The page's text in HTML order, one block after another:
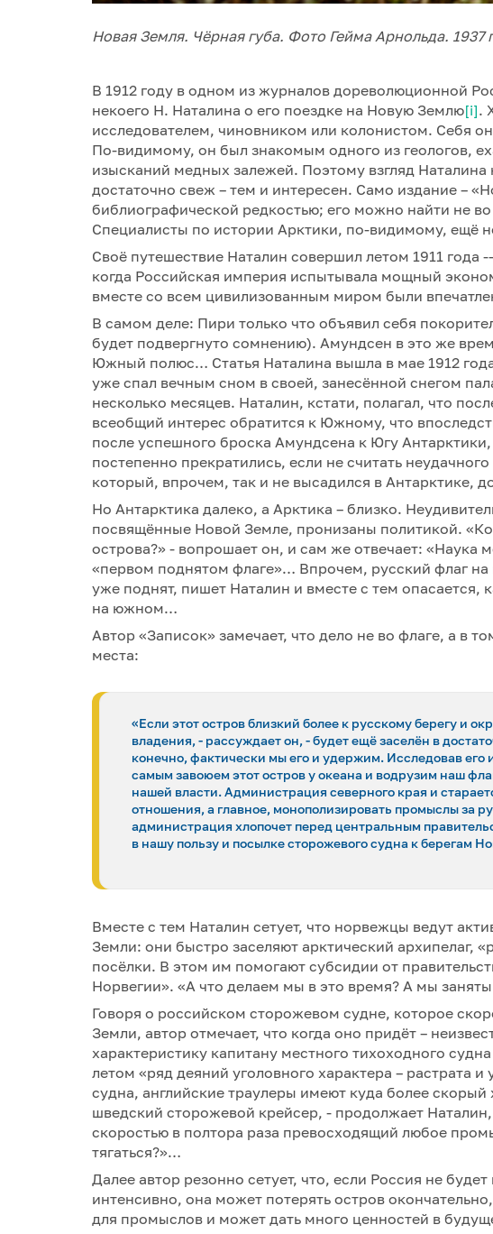
Новая Земля. Чёрная губа. Фото Гейма Арнольда. 1937
В 1912 году в одном из журналов дореволюционной
некоего Н. Наталина о его поездке на Новую Землю[i].
исследователем, чиновником или колонистом. Себя
По-видимому, он был знакомым одного из геологов,
изысканий медных залежей. Поэтому взгляд Наталина
достаточно свеж – тем и интересен. Само издание –
библиографической редкостью; его можно найти не
Специалисты по истории Арктики, по-видимому, ещё
Своё путешествие Наталин совершил летом 1911
когда Российская империя испытывала мощный
вместе со всем цивилизованным миром были
В самом деле: Пири только что объявил себя
будет подвергнуто сомнению). Амундсен в это же
Южный полюс… Статья Наталина вышла в мае 1912
уже спал вечным сном в своей, занесённой снегом
несколько месяцев. Наталин, кстати, полагал, что
всеобщий интерес обратится к Южному, что
после успешного броска Амундсена к Югу
постепенно прекратились, если не считать
который, впрочем, так и не высадился в Антарктике,
Но Антарктика далеко, а Арктика – близко.
посвящённые Новой Земле, пронизаны политикой.
острова?» - вопрошает он, и сам же отвечает: «Наука
«первом поднятом флаге»… Впрочем, русский флаг
уже поднят, пишет Наталин и вместе с тем опасается,
на южном…
Автор «Записок» замечает, что дело не во флаге, а в
места:
«Если этот остров близкий более к русскому берегу и
владения, - рассуждает он, - будет ещё заселён в
конечно, фактически мы его и удержим. Исследовав его
самым завоюем этот остров у океана и водрузим наш
нашей власти. Администрация северного края и
отношения, а главное, монополизировать промыслы за
администрация хлопочет перед центральным
в нашу пользу и посылке сторожевого судна к берегам
Вместе с тем Наталин сетует, что норвежцы ведут
Земли: они быстро заселяют арктический архипелаг,
посёлки. В этом им помогают субсидии от
Норвегии». «А что делаем мы в это время? А мы
Говоря о российском сторожевом судне, которое
Земли, автор отмечает, что когда оно придёт –
характеристику капитану местного тихоходного
летом «ряд деяний уголовного характера – растрата и
судна, английские траулеры имеют куда более
шведский сторожевой крейсер, - продолжает
скоростью в полтора раза превосходящий любое
тягаться?»…
Далее автор резонно сетует, что, если Россия не
интенсивно, она может потерять остров
для промыслов и может дать много ценностей в